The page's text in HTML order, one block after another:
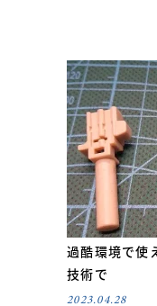
過酷環境で使
技術で
2023.04.28